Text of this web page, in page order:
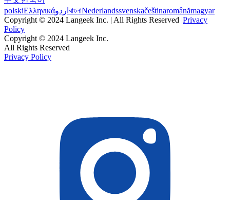
polskiΕλληνικάاردو বাংলাNederlandssvenskačeštinaromânămagyar
Copyright © 2024 Langeek Inc. | All Rights Reserved |Privacy
Policy
Copyright © 2024 Langeek Inc.
All Rights Reserved
Privacy Policy